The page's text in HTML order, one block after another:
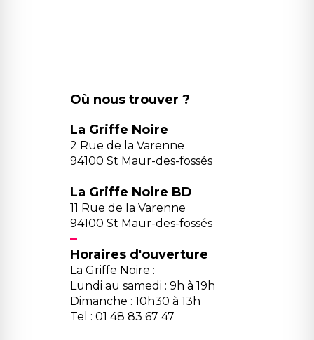
Où nous trouver ?
La Griffe Noire
2 Rue de la Varenne
94100 St Maur-des-fossés
La Griffe Noire BD
11 Rue de la Varenne
94100 St Maur-des-fossés
Horaires d'ouverture
La Griffe Noire :
Lundi au samedi : 9h à 19h
Dimanche : 10h30 à 13h
Tel : 01 48 83 67 47